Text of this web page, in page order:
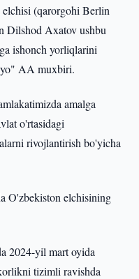
(qarorgohi Berlin
Dilshod Axatov ushbu
ishonch yorliqlarini
AA muxbiri.
amalga
o'rtasidagi
rivojlantirish bo'yicha
O'zbekiston elchisining
2024-yil mart oyida
tizimli ravishda